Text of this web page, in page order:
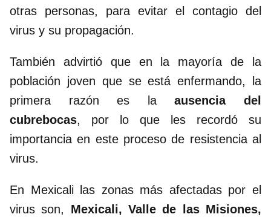
otras personas, para evitar el contagio del
virus y su propagación.
También advirtió que en la mayoría de la
población joven que se está enfermando, la
primera razón es laausencia del
cubrebocas, por lo que les recordó su
importancia en este proceso de resistencia al
virus.
En Mexicali las zonas más afectadas por el
virus son, Mexicali, Valle de las Misiones,